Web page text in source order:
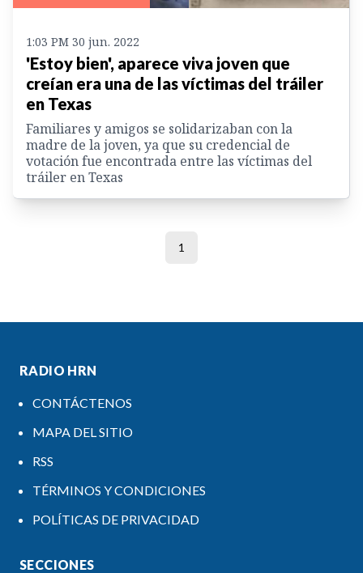
1:03 PM 30 jun. 2022
'Estoy bien', aparece viva joven que
creían era una de las víctimas del tráiler
en Texas
Familiares y amigos se solidarizaban con la
madre de la joven, ya que su credencial de
votación fue encontrada entre las víctimas del
tráiler en Texas
1
RADIO HRN
CONTÁCTENOS
MAPA DEL SITIO
RSS
TÉRMINOS Y CONDICIONES
POLÍTICAS DE PRIVACIDAD
SECCIONES